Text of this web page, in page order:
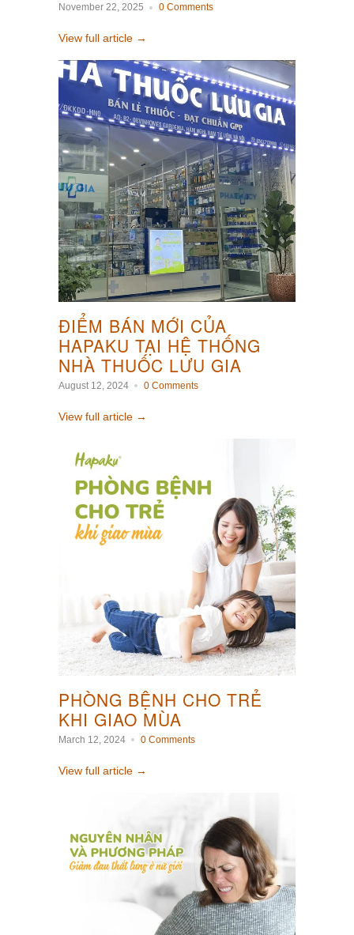
November 22, 2025 0 Comments
View full article →
ĐIỂM BÁN MỚI CỦA
HAPAKU TẠI HỆ THỐNG
NHÀ THUỐC LƯU GIA
August 12, 2024 0 Comments
View full article →
PHÒNG BỆNH CHO TRẺ
KHI GIAO MÙA
March 12, 2024 0 Comments
View full article →